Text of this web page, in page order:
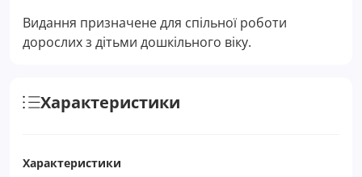
Видання призначене для спільної роботи
дорослих з дітьми дошкільного віку.
Характеристики
Характеристики